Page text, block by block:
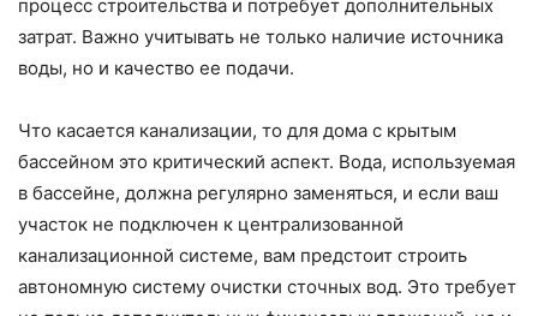
процесс строительства и потребует дополнительных
затрат. Важно учитывать не только наличие источника
воды, но и качество ее подачи.
Что касается канализации, то для дома с крытым
бассейном это критический аспект. Вода, используемая
в бассейне, должна регулярно заменяться, и если ваш
участок не подключен к централизованной
канализационной системе, вам предстоит строить
автономную систему очистки сточных вод. Это требует